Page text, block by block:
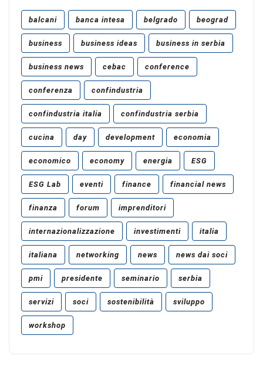
balcani banca intesa belgrado beograd
business business ideas business in serbia
business news cebac conference
conferenza confindustria
confindustria italia confindustria serbia
cucina day development economia
economico economy energia ESG
ESG Lab eventi finance financial news
finanza forum imprenditori
internazionalizzazione investimenti italia
italiana networking news news dai soci
pmi presidente seminario serbia
servizi soci sostenibilità sviluppo
workshop